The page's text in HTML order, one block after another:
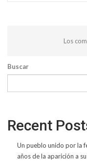
Los
Buscar
Recent
Un pueblo unido por la
años de la aparición a